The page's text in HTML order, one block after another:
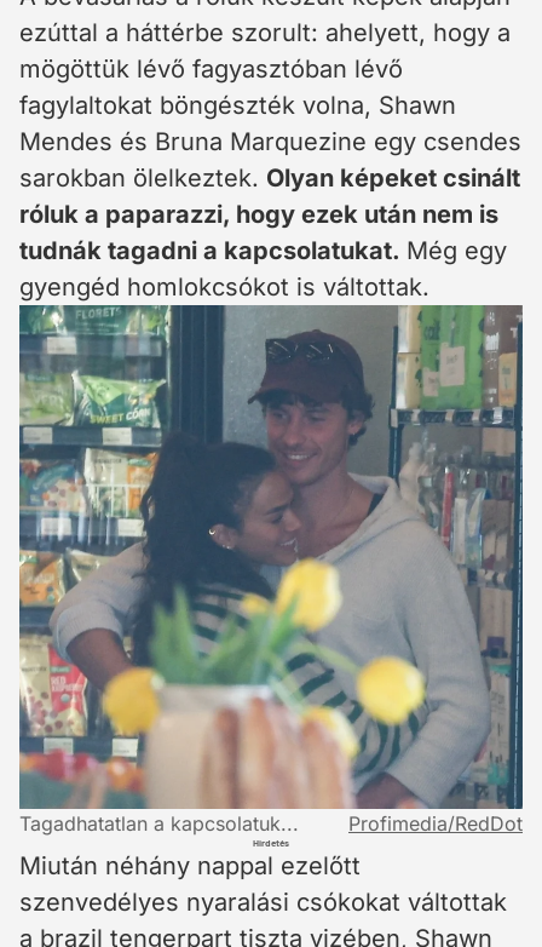
ezúttal a háttérbe szorult: ahelyett, hogy a
mögöttük lévő fagyasztóban lévő
fagylaltokat böngészték volna, Shawn
Mendes és Bruna Marquezine egy csendes
sarokban ölelkeztek. Olyan képeket csinált
róluk a paparazzi, hogy ezek után nem is
tudnák tagadni a kapcsolatukat. Még egy
gyengéd homlokcsókot is váltottak.
Tagadhatatlan a kapcsolatuk... Profimedia/RedDot
Hirdetés
Miután néhány nappal ezelőtt
szenvedélyes nyaralási csókokat váltottak
a brazil tengerpart tiszta vizében, Shawn